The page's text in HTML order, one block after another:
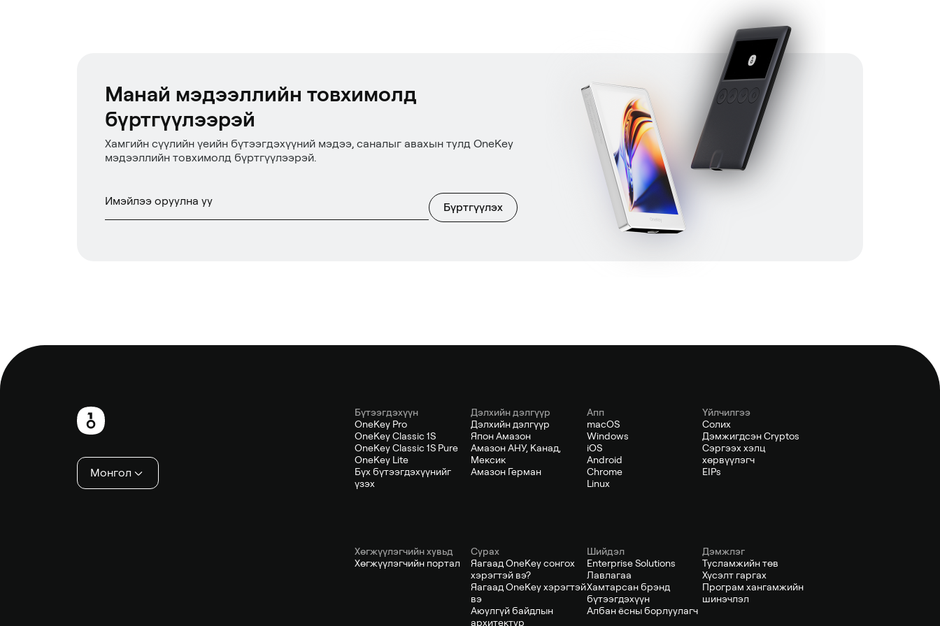
Манай мэдээллийн товхимолд
бүртгүүлээрэй
Хамгийн сүүлийн үеийн бүтээгдэхүүний мэдээ, саналыг авахын тулд OneKey
мэдээллийн товхимолд бүртгүүлээрэй.
Бүртгүүлэх
Монгол
Бүтээгдэхүүн
OneKey Pro
OneKey Classic 1S
OneKey Classic 1S Pure
OneKey Lite
Бүх бүтээгдэхүүнийг
үзэх
Дэлхийн дэлгүүр
Дэлхийн дэлгүүр
Япон Амазон
Амазон АНУ, Канад,
Мексик
Амазон Герман
Апп
macOS
Windows
iOS
Android
Chrome
Linux
Үйлчилгээ
Солих
Дэмжигдсэн Cryptos
Сэргээх хэлц
хөрвүүлэгч
EIPs
Хөгжүүлэгчийн хувьд
Хөгжүүлэгчийн портал
Сурах
Яагаад OneKey сонгох
хэрэгтэй вэ?
Яагаад OneKey хэрэгтэй
вэ
Аюулгүй байдлын
архитектур
Шийдэл
Enterprise Solutions
Лавлагаа
Хамтарсан брэнд
бүтээгдэхүүн
Албан ёсны борлуулагч
Дэмжлэг
Тусламжийн төв
Хүсэлт гаргах
Програм хангамжийн
шинэчлэл